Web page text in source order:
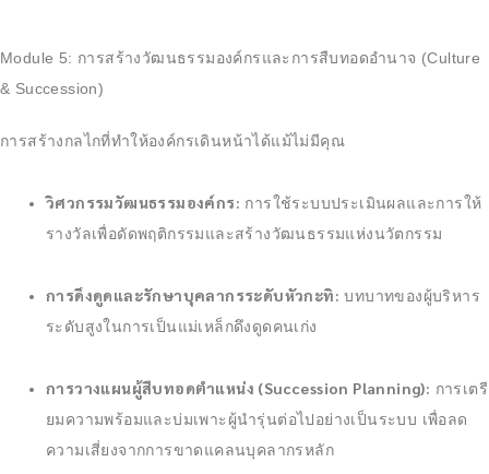
Module 5: การสร้างวัฒนธรรมองค์กรและการสืบทอดอำนาจ (Culture
& Succession)
การสร้างกลไกที่ทำให้องค์กรเดินหน้าได้แม้ไม่มีคุณ
วิศวกรรมวัฒนธรรมองค์กร: การใช้ระบบประเมินผลและการให้
รางวัลเพื่อดัดพฤติกรรมและสร้างวัฒนธรรมแห่งนวัตกรรม
การดึงดูดและรักษาบุคลากรระดับหัวกะทิ: บทบาทของผู้บริหาร
ระดับสูงในการเป็นแม่เหล็กดึงดูดคนเก่ง
การวางแผนผู้สืบทอดตำแหน่ง (Succession Planning): การเตรี
ยมความพร้อมและบ่มเพาะผู้นำรุ่นต่อไปอย่างเป็นระบบ เพื่อลด
ความเสี่ยงจากการขาดแคลนบุคลากรหลัก